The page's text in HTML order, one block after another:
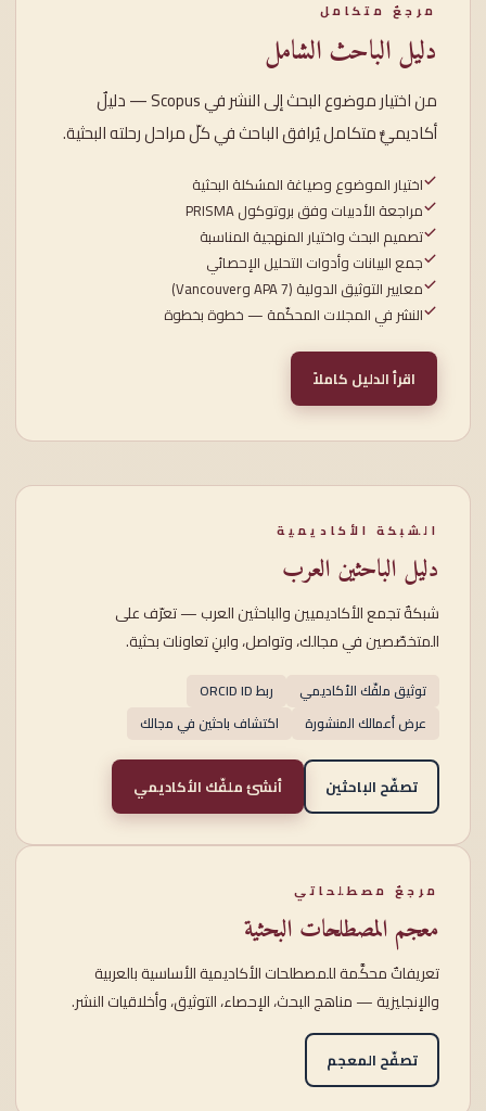
مرجعٌ متكامل
دليل الباحث الشامل
من اختيار موضوع البحث إلى النشر في Scopus — دليلٌ
أكاديميٌّ متكامل يُرافق الباحث في كلّ مراحل رحلته البحثية.
اختيار الموضوع وصياغة المشكلة البحثية
مراجعة الأدبيات وفق بروتوكول PRISMA
تصميم البحث واختيار المنهجية المناسبة
جمع البيانات وأدوات التحليل الإحصائي
معايير التوثيق الدولية (APA 7 وVancouver)
النشر في المجلات المحكّمة — خطوة بخطوة
اقرأ الدليل كاملاً
الشبكة الأكاديمية
دليل الباحثين العرب
شبكةٌ تجمع الأكاديميين والباحثين العرب — تعرّف على
المتخصّصين في مجالك، وتواصل، وابنِ تعاونات بحثية.
توثيق ملفّك الأكاديمي
ربط ORCID ID
عرض أعمالك المنشورة
اكتشاف باحثين في مجالك
تصفّح الباحثين أنشئ ملفّك الأكاديمي
مرجعٌ مصطلحاتي
معجم المصطلحات البحثية
تعريفاتٌ محكَّمة للمصطلحات الأكاديمية الأساسية بالعربية
والإنجليزية — مناهج البحث، الإحصاء، التوثيق، وأخلاقيات النشر.
تصفّح المعجم